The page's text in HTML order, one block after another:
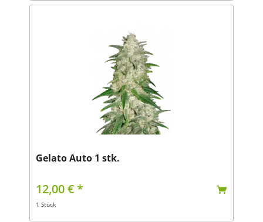
Gelato Auto 1 stk.
12,00 € *
1 Stück